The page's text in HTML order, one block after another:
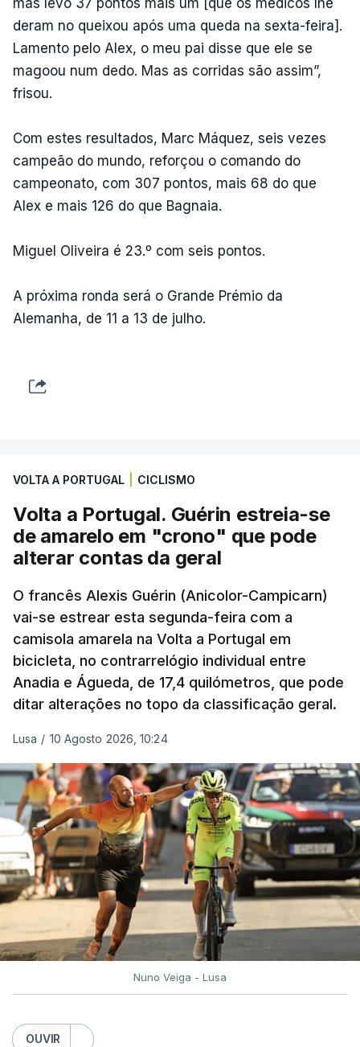
deram no queixou após uma queda na sexta-feira].
Lamento pelo Alex, o meu pai disse que ele se
magoou num dedo. Mas as corridas são assim”,
frisou.
Com estes resultados, Marc Máquez, seis vezes
campeão do mundo, reforçou o comando do
campeonato, com 307 pontos, mais 68 do que
Alex e mais 126 do que Bagnaia.
Miguel Oliveira é 23.º com seis pontos.
A próxima ronda será o Grande Prémio da
Alemanha, de 11 a 13 de julho.
VOLTA A PORTUGAL CICLISMO
Volta a Portugal. Guérin estreia-se
de amarelo em "crono" que pode
alterar contas da geral
O francês Alexis Guérin (Anicolor-Campicarn)
vai-se estrear esta segunda-feira com a
camisola amarela na Volta a Portugal em
bicicleta, no contrarrelógio individual entre
Anadia e Águeda, de 17,4 quilómetros, que pode
ditar alterações no topo da classificação geral.
Lusa / 10 Agosto 2026, 10:24
Nuno Veiga - Lusa
OUVIR